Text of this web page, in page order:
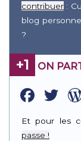
contribuer :
blog
?
+1 ON
Et pour les
passe !